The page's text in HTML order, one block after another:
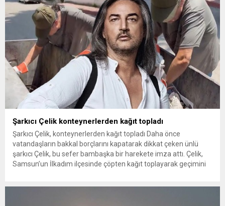
Şarkıcı Çelik konteynerlerden kağıt topladı
Şarkıcı Çelik, konteynerlerden kağıt topladı Daha önce
vatandaşların bakkal borçlarını kapatarak dikkat çeken ünlü
şarkıcı Çelik, bu sefer bambaşka bir harekete imza attı. Çelik,
Samsun’un İlkadım ilçesinde çöpten kağıt toplayarak geçimini